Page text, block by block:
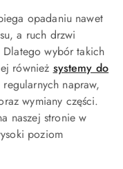
opadaniu nawet
a ruch drzwi
Dlatego wybór takich
również systemy do
napraw,
wymiany części.
naszej stronie w
poziom